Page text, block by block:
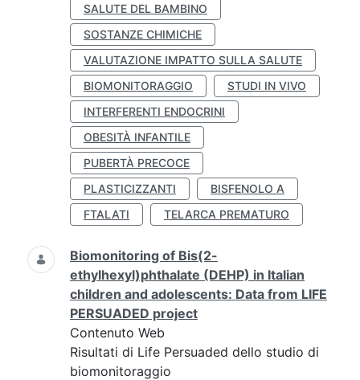
SALUTE DEL BAMBINO
SOSTANZE CHIMICHE
VALUTAZIONE IMPATTO SULLA SALUTE
BIOMONITORAGGIO
STUDI IN VIVO
INTERFERENTI ENDOCRINI
OBESITÀ INFANTILE
PUBERTÀ PRECOCE
PLASTICIZZANTI
BISFENOLO A
FTALATI
TELARCA PREMATURO
Biomonitoring of Bis(2-
ethylhexyl)phthalate (DEHP) in Italian
children and adolescents: Data from LIFE
PERSUADED project
Contenuto Web
Risultati di Life Persuaded dello studio di
biomonitoraggio